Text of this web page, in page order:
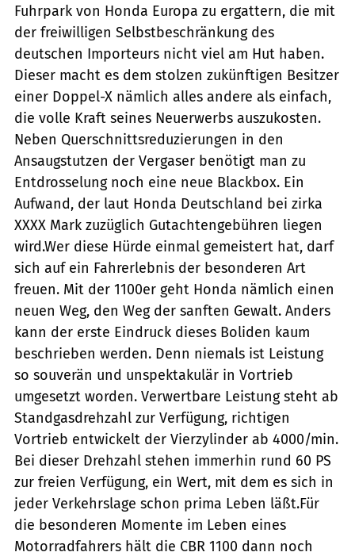
Fuhrpark von Honda Europa zu ergattern, die mit
der freiwilligen Selbstbeschränkung des
deutschen Importeurs nicht viel am Hut haben.
Dieser macht es dem stolzen zukünftigen Besitzer
einer Doppel-X nämlich alles andere als einfach,
die volle Kraft seines Neuerwerbs auszukosten.
Neben Querschnittsreduzierungen in den
Ansaugstutzen der Vergaser benötigt man zu
Entdrosselung noch eine neue Blackbox. Ein
Aufwand, der laut Honda Deutschland bei zirka
XXXX Mark zuzüglich Gutachtengebühren liegen
wird.Wer diese Hürde einmal gemeistert hat, darf
sich auf ein Fahrerlebnis der besonderen Art
freuen. Mit der 1100er geht Honda nämlich einen
neuen Weg, den Weg der sanften Gewalt. Anders
kann der erste Eindruck dieses Boliden kaum
beschrieben werden. Denn niemals ist Leistung
so souverän und unspektakulär in Vortrieb
umgesetzt worden. Verwertbare Leistung steht ab
Standgasdrehzahl zur Verfügung, richtigen
Vortrieb entwickelt der Vierzylinder ab 4000/min.
Bei dieser Drehzahl stehen immerhin rund 60 PS
zur freien Verfügung, ein Wert, mit dem es sich in
jeder Verkehrslage schon prima Leben läßt.Für
die besonderen Momente im Leben eines
Motorradfahrers hält die CBR 1100 dann noch